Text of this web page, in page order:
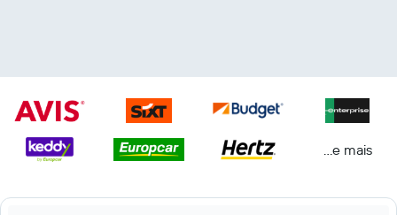
...e mais